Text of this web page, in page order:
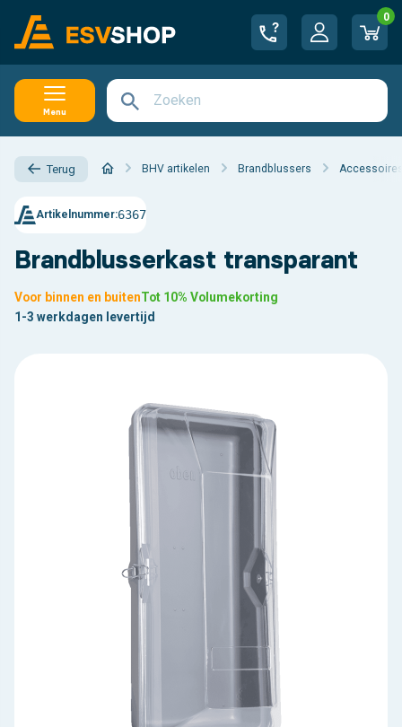
0
Menu
Terug BHV artikelen Brandblussers
Brandblusserkast transparant
Artikelnummer:6367
Voor binnen en buitenTot 10% Volumekorting
1-3 werkdagen levertijd